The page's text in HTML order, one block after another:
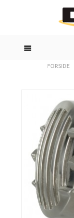
FORSIDE